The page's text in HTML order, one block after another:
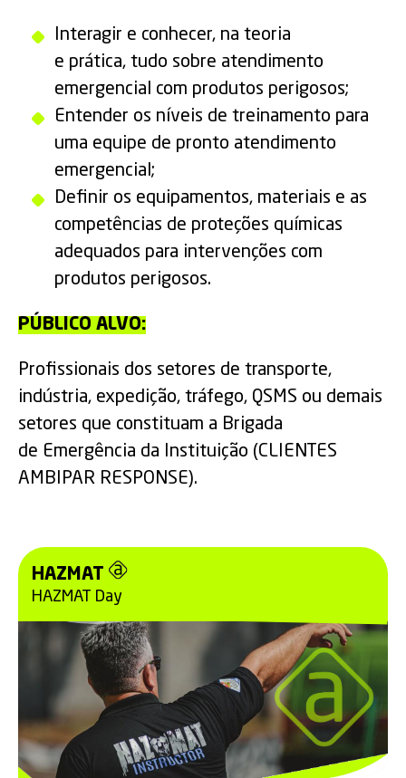
Interagir e conhecer, na teoria
e prática, tudo sobre atendimento
emergencial com produtos perigosos;
Entender os níveis de treinamento para
uma equipe de pronto atendimento
emergencial;
Definir os equipamentos, materiais e as
competências de proteções químicas
adequados para intervenções com
produtos perigosos.
PÚBLICO ALVO:
Profissionais dos setores de transporte,
indústria, expedição, tráfego, QSMS ou demais
setores que constituam a Brigada
de Emergência da Instituição (CLIENTES
AMBIPAR RESPONSE).
HAZMAT
HAZMAT Day